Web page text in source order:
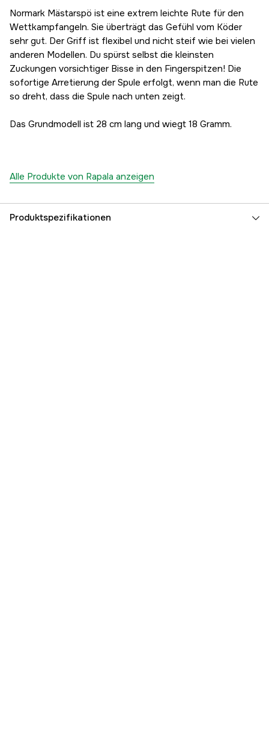
Normark Mästarspö ist eine extrem leichte Rute für den
Wettkampfangeln. Sie überträgt das Gefühl vom Köder
sehr gut. Der Griff ist flexibel und nicht steif wie bei vielen
anderen Modellen. Du spürst selbst die kleinsten
Zuckungen vorsichtiger Bisse in den Fingerspitzen! Die
sofortige Arretierung der Spule erfolgt, wenn man die Rute
so dreht, dass die Spule nach unten zeigt.
Das Grundmodell ist 28 cm lang und wiegt 18 Gramm.
Alle Produkte von Rapala anzeigen
Produktspezifikationen